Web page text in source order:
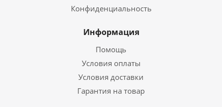
Конфиденциальность
Информация
Помощь
Условия оплаты
Условия доставки
Гарантия на товар